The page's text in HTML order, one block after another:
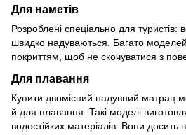
Для наметів
Розроблені спеціально для туристів:
швидко надуваються. Багато
покриттям, щоб не скочуватися з
Для плавання
Купити двомісний надувний матрац
й для плавання. Такі моделі
водостійких матеріалів. Вони